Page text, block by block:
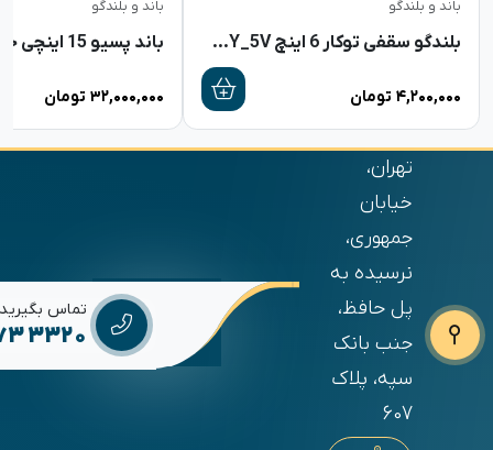
باند و بلندگو
بلندگو سقفی توکار 6 اینچ DYNA+ CY_5V
۴,۲۰۰,۰۰۰ تومان
باند و بلندگو
باند پسیو 15 اینچی جاسکو 2003
۳۲,۰۰۰,۰۰۰ تومان
تهران،
خیابان
جمهوری،
نرسیده به
پل حافظ،
جنب بانک
سپه، پلاک
607
تماس بگیرید
3320